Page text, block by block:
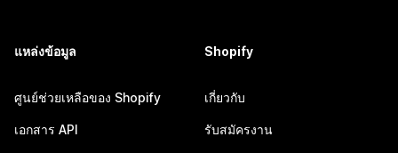
แหล่งข้อมูล
ศูนย์ช่วยเหลือของ Shopify
เอกสาร API
Shopify
เกี่ยวกับ
รับสมัครงาน